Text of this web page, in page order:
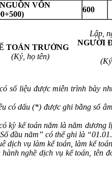
VỐN
600
TOÁN TRƯỞNG
(Ký, họ tên)
Lập,
NGƯỜI
số liệu được miễn trình bày
có dấu (*) được ghi bằng số
kỳ kế toán năm là năm dương
đầu năm” có thể ghi là
dịch vụ làm kế toán, làm kế
nghề dịch vụ kế toán, tên